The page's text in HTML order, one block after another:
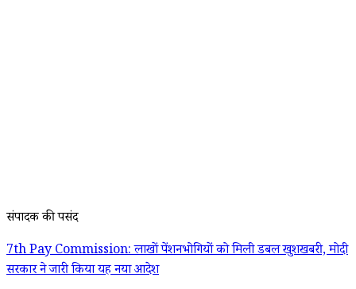
संपादक की पसंद
7th Pay Commission: लाखों पेंशनभोगियों को मिली डबल खुशखबरी, मोदी
सरकार ने जारी किया यह नया आदेश